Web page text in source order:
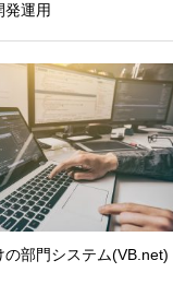
発運用
の部門システム(VB.net)